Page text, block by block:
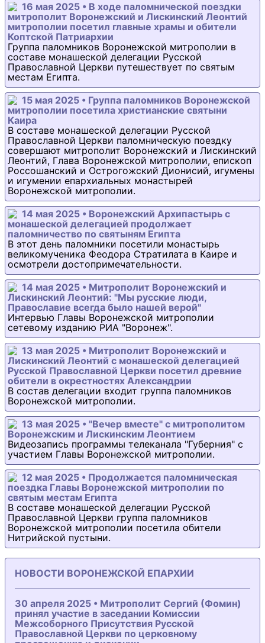
16 мая 2025 • В ходе паломнической поездки
митрополит Воронежский и Лискинский Леонтий
митрополии посетил главные храмы и обители
Коптской Патриархии
Группа паломников Воронежской митрополии в
составе монашеской делегации Русской
Православной Церкви путешествует по святым
местам Египта.
15 мая 2025 • Группа паломников Воронежской
митрополии посетила христианские святыни
Каира
В составе монашеской делегации Русской
Православной Церкви паломническую поездку
совершают митрополит Воронежский и Лискинский
Леонтий, Глава Воронежской митрополии, епископ
Россошанский и Острогожский Дионисий, игумены
и игумении епархиальных монастырей
Воронежской митрополии.
14 мая 2025 • Воронежский Архипастырь с
монашеской делегацией продолжает
паломничество по святыням Египта
В этот день паломники посетили монастырь
великомученика Феодора Стратилата в Каире и
осмотрели достопримечательности.
14 мая 2025 • Митрополит Воронежский и
Лискинский Леонтий: "Мы русские люди,
Православие всегда было нашей верой"
Интервью Главы Воронежской митрополии
сетевому изданию РИА "Воронеж".
13 мая 2025 • Митрополит Воронежский и
Лискинский Леонтий с монашеской делегацией
Русской Православной Церкви посетил древние
обители в окрестностях Александрии
В состав делегации входит группа паломников
Воронежской митрополии.
13 мая 2025 • "Вечер вместе" с митрополитом
Воронежским и Лискинским Леонтием
Видеозапись программы телеканала "Губерния" с
участием Главы Воронежской митрополии.
12 мая 2025 • Продолжается паломническая
поездка Главы Воронежской митрополии по
святым местам Египта
В составе монашеской делегации Русской
Православной Церкви группа паломников
Воронежской митрополии посетила обители
Нитрийской пустыни.
НОВОСТИ ВОРОНЕЖСКОЙ ЕПАРХИИ
30 апреля 2025 • Митрополит Сергий (Фомин)
принял участие в заседании Комиссии
Межсоборного Присутствия Русской
Православной Церкви по церковному